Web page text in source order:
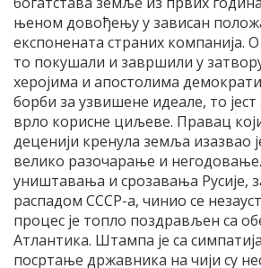
њеном довођењу у зависан
експонената страних компанија. О
то покушали и завршили у
херојима и апостолима
борби за узвишене идеале, то
врло корисне циљеве. Правац
деценији кренула земља изазвао
велико разочарање и
уништавања и срозавања Русије,
распадом СССР-а, чинио се
процес је топло поздрављен са
Атлантика. Штампа је са
посртање државника на чији су